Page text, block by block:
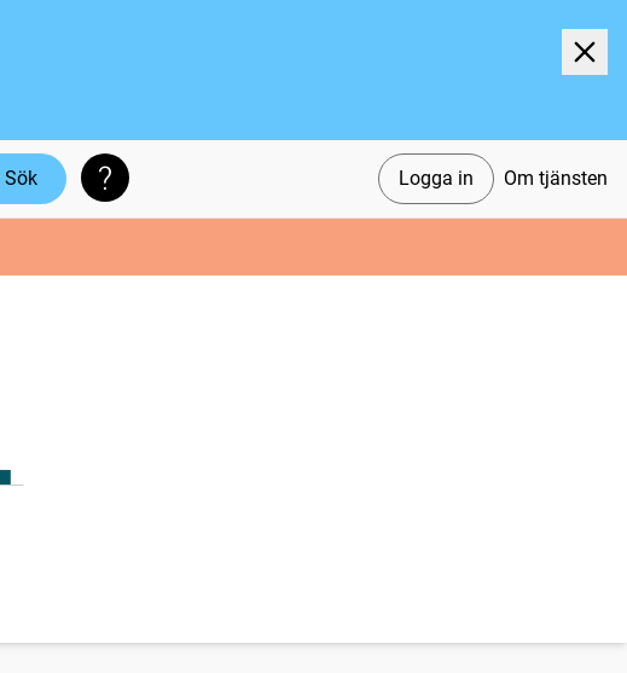
Logga in Om tjänsten
Sök Söktips